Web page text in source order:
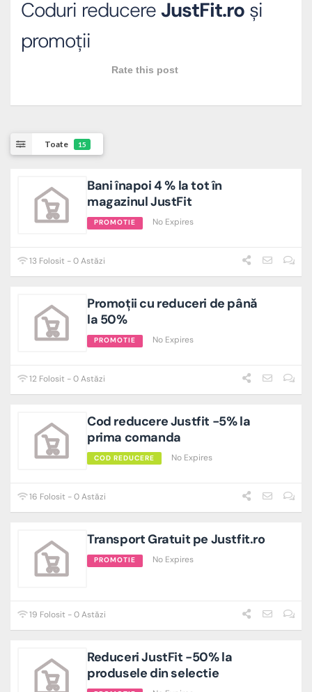
Coduri reducereJustFit.ro și
promoții
Rate this post
Toate 15
Bani înapoi 4 % la tot în
magazinul JustFit
PROMOTIE No Expires
13 Folosit - 0 Astăzi
Promoții cu reduceri de până
la 50%
PROMOTIE No Expires
12 Folosit - 0 Astăzi
Cod reducere Justfit -5% la
prima comanda
COD REDUCERE No Expires
16 Folosit - 0 Astăzi
Transport Gratuit pe Justfit.ro
PROMOTIE No Expires
19 Folosit - 0 Astăzi
Reduceri JustFit -50% la
produsele din selectie